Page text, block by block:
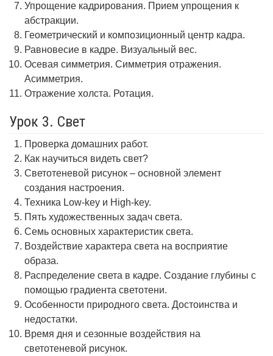
Упрощение кадрирования. Прием упрощения к
абстракции.
Геометрический и композиционный центр кадра.
Равновесие в кадре. Визуальный вес.
Осевая симметрия. Симметрия отражения.
Асимметрия.
Отражение холста. Ротация.
Урок 3. Свет
Проверка домашних работ.
Как научиться видеть свет?
Светотеневой рисунок – основной элемент
создания настроения.
Техника Low-key и High-key.
Пять художественных задач света.
Семь основных характеристик света.
Воздействие характера света на восприятие
образа.
Распределение света в кадре. Создание глубины с
помощью градиента светотени.
Особенности природного света. Достоинства и
недостатки.
Время дня и сезонные воздействия на
светотеневой рисунок.